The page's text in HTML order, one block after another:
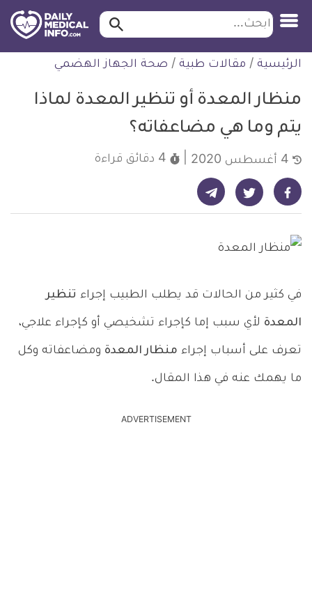
التخطي
للمحتوى
طبية
ابحث ابحث…
الرئيسية / مقالات طبية / صحة الجهاز الهضمي
منظار المعدة أو تنظير المعدة لماذا
يتم وما هي مضاعفاته؟
4 دقائق قراءة
شارك على فيسبوك - ديلي ميديكال انفو شارك على تويتر - ديلي ميديكال انفو شارك على تيليجرام - ديلي ميديكال انفو
في كثير من الحالات قد يطلب الطبيب إجراء تنظير
المعدة لأي سبب إما كإجراء تشخيصي أو كإجراء علاجي،
تعرف على أسباب إجراء منظار المعدة ومضاعفاته وكل
ما يهمك عنه في هذا المقال.
ADVERTISEMENT